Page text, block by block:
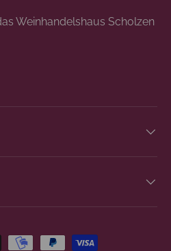
Weinhandelshaus Scholzen